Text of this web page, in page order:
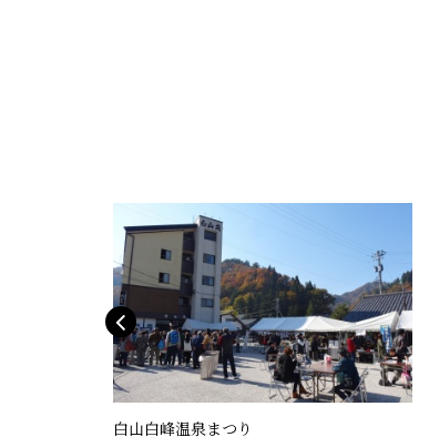
白山白峰温泉まつり